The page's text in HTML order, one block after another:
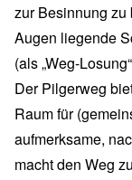
zur Besinnung zu
Augen liegende
(als „Weg-
Der Pilgerweg
Raum für
aufmerksame,
macht den Weg